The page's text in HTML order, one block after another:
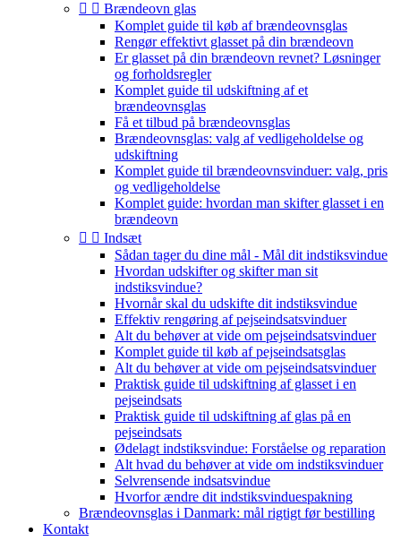
  Brændeovn glas
Komplet guide til køb af brændeovnsglas
Rengør effektivt glasset på din brændeovn
Er glasset på din brændeovn revnet? Løsninger
og forholdsregler
Komplet guide til udskiftning af et
brændeovnsglas
Få et tilbud på brændeovnsglas
Brændeovnsglas: valg af vedligeholdelse og
udskiftning
Komplet guide til brændeovnsvinduer: valg, pris
og vedligeholdelse
Komplet guide: hvordan man skifter glasset i en
brændeovn
  Indsæt
Sådan tager du dine mål - Mål dit indstiksvindue
Hvordan udskifter og skifter man sit
indstiksvindue?
Hvornår skal du udskifte dit indstiksvindue
Effektiv rengøring af pejseindsatsvinduer
Alt du behøver at vide om pejseindsatsvinduer
Komplet guide til køb af pejseindsatsglas
Alt du behøver at vide om pejseindsatsvinduer
Praktisk guide til udskiftning af glasset i en
pejseindsats
Praktisk guide til udskiftning af glas på en
pejseindsats
Ødelagt indstiksvindue: Forståelse og reparation
Alt hvad du behøver at vide om indstiksvinduer
Selvrensende indsatsvindue
Hvorfor ændre dit indstiksvinduespakning
Brændeovnsglas i Danmark: mål rigtigt før bestilling
Kontakt